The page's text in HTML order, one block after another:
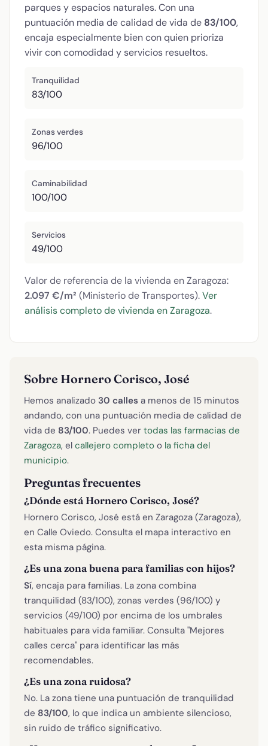
parques y espacios naturales. Con una
puntuación media de calidad de vida de 83/100,
encaja especialmente bien con quien prioriza
vivir con comodidad y servicios resueltos.
Tranquilidad
83/100
Zonas verdes
96/100
Caminabilidad
100/100
Servicios
49/100
Valor de referencia de la vivienda en Zaragoza:
2.097 €/m² (Ministerio de Transportes).Ver
análisis completo de vivienda en Zaragoza.
Sobre Hornero Corisco, José
Hemos analizado 30 calles a menos de 15 minutos
andando, con una puntuación media de calidad de
vida de 83/100. Puedes ver todas las farmacias de
Zaragoza, el callejero completo o la ficha del
municipio.
Preguntas frecuentes
¿Dónde está Hornero Corisco, José?
Hornero Corisco, José está en Zaragoza (Zaragoza),
en Calle Oviedo. Consulta el mapa interactivo en
esta misma página.
¿Es una zona buena para familias con hijos?
Sí, encaja para familias. La zona combina
tranquilidad (83/100), zonas verdes (96/100) y
servicios (49/100) por encima de los umbrales
habituales para vida familiar. Consulta "Mejores
calles cerca" para identificar las más
recomendables.
¿Es una zona ruidosa?
No. La zona tiene una puntuación de tranquilidad
de 83/100, lo que indica un ambiente silencioso,
sin ruido de tráfico significativo.